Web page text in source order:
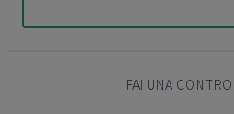
FAI UNA